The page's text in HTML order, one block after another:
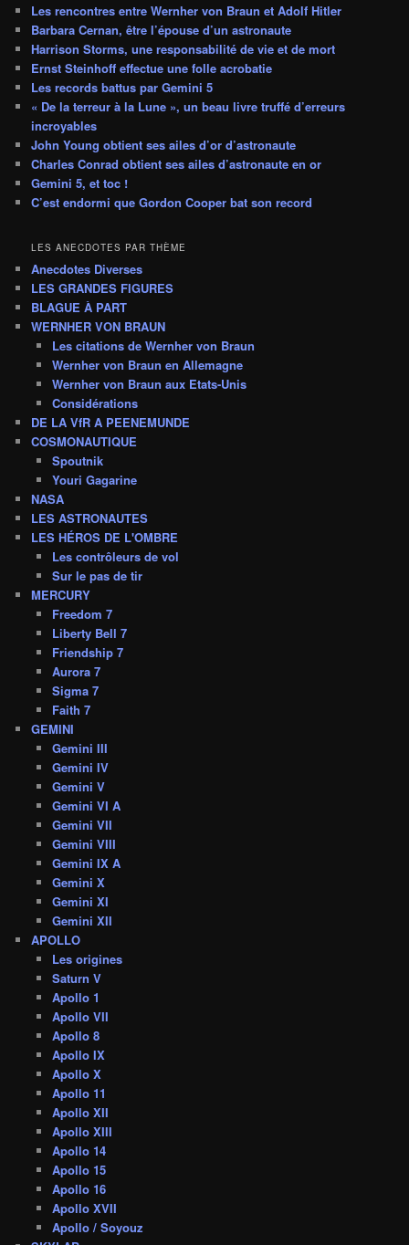
Les rencontres entre Wernher von Braun et Adolf Hitler
Barbara Cernan, être l’épouse d’un astronaute
Harrison Storms, une responsabilité de vie et de mort
Ernst Steinhoff effectue une folle acrobatie
Les records battus par Gemini 5
« De la terreur à la Lune », un beau livre truffé d’erreurs
incroyables
John Young obtient ses ailes d’or d’astronaute
Charles Conrad obtient ses ailes d’astronaute en or
Gemini 5, et toc !
C’est endormi que Gordon Cooper bat son record
LES ANECDOTES PAR THÈME
Anecdotes Diverses
LES GRANDES FIGURES
BLAGUE À PART
WERNHER VON BRAUN
Les citations de Wernher von Braun
Wernher von Braun en Allemagne
Wernher von Braun aux Etats-Unis
Considérations
DE LA VfR A PEENEMUNDE
COSMONAUTIQUE
Spoutnik
Youri Gagarine
NASA
LES ASTRONAUTES
LES HÉROS DE L'OMBRE
Les contrôleurs de vol
Sur le pas de tir
MERCURY
Freedom 7
Liberty Bell 7
Friendship 7
Aurora 7
Sigma 7
Faith 7
GEMINI
Gemini III
Gemini IV
Gemini V
Gemini VI A
Gemini VII
Gemini VIII
Gemini IX A
Gemini X
Gemini XI
Gemini XII
APOLLO
Les origines
Saturn V
Apollo 1
Apollo VII
Apollo 8
Apollo IX
Apollo X
Apollo 11
Apollo XII
Apollo XIII
Apollo 14
Apollo 15
Apollo 16
Apollo XVII
Apollo / Soyouz